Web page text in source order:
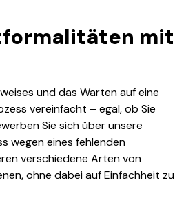
mit
und das Warten auf eine
vereinfacht – egal, ob Sie
Sie sich über unsere
wegen eines fehlenden
verschiedene Arten von
ohne dabei auf Einfachheit zu